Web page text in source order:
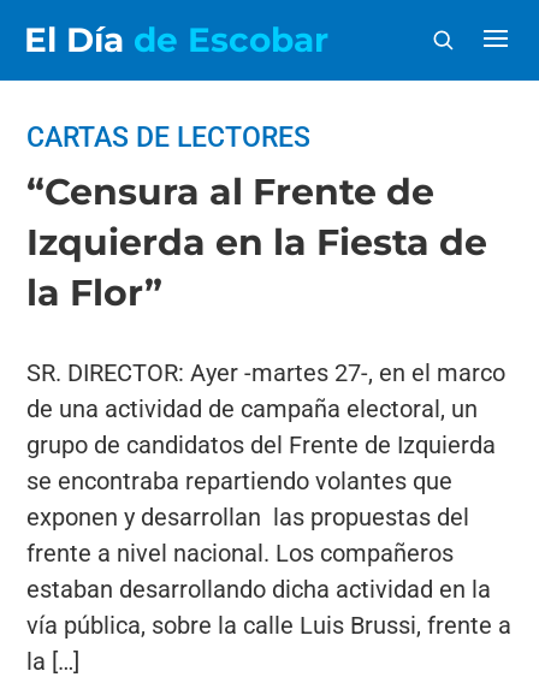
El Día de Escobar
CARTAS DE LECTORES
“Censura al Frente de
Izquierda en la Fiesta de
la Flor”
SR. DIRECTOR: Ayer -martes 27-, en el marco
de una actividad de campaña electoral, un
grupo de candidatos del Frente de Izquierda
se encontraba repartiendo volantes que
exponen y desarrollan las propuestas del
frente a nivel nacional. Los compañeros
estaban desarrollando dicha actividad en la
vía pública, sobre la calle Luis Brussi, frente a
la […]